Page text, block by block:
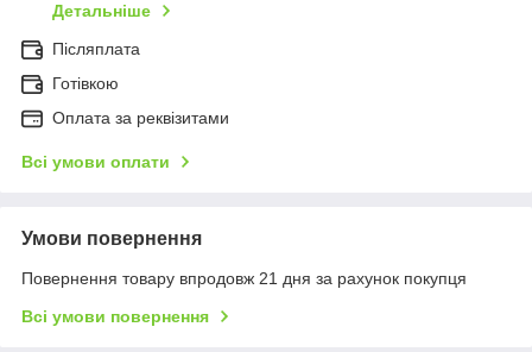
Детальніше
Післяплата
Готівкою
Оплата за реквізитами
Всі умови оплати
Умови повернення
Повернення товару впродовж 21 дня за рахунок покупця
Всі умови повернення